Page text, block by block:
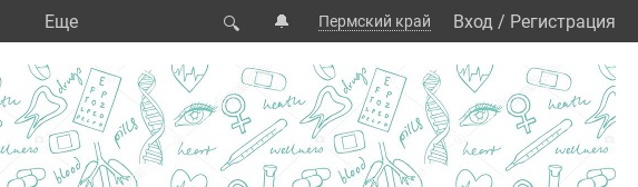
Eще 🔍 🔔 Пермский край Вход / Регистрация